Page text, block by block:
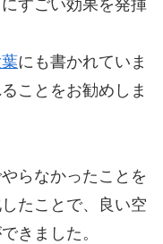
すごい効果を発揮
にも書かれていま
ことをお勧めしま
らなかったことを
たことで、良い空
きました。